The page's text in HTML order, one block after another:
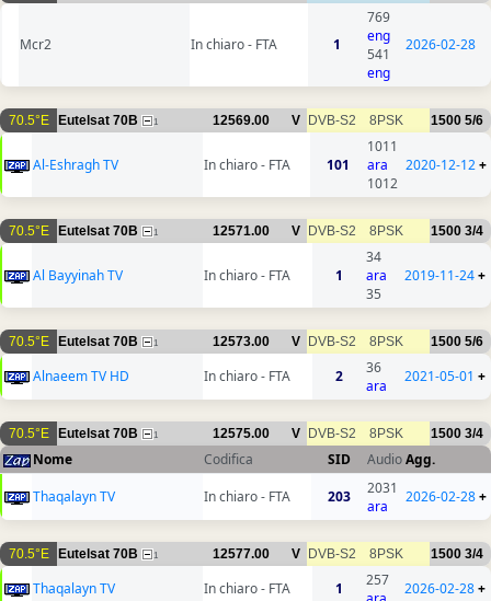
Mcr2 In chiaro - FTA 1
769
eng
541
eng
2026-02-28
70.5°E Eutelsat 70B 1 12569.00 V DVB-S2 8PSK 1500 5/6
Al-Eshragh TV In chiaro - FTA 101
1011
ara
1012
2020-12-12+
70.5°E Eutelsat 70B 1 12571.00 V DVB-S2 8PSK 1500 3/4
Al Bayyinah TV In chiaro - FTA 1
34
ara
35
2019-11-24+
70.5°E Eutelsat 70B 1 12573.00 V DVB-S2 8PSK 1500 5/6
Alnaeem TV HD In chiaro - FTA 2
36
ara
2021-05-01 +
70.5°E Eutelsat 70B 1 12575.00 V DVB-S2 8PSK 1500 3/4
Nome Codifica SID AudioAgg.
Thaqalayn TV
In chiaro - FTA 203
2031
ara
2026-02-28+
70.5°E Eutelsat 70B 1 12577.00 V DVB-S2 8PSK 1500 3/4
Thaqalayn TV In chiaro - FTA 1
257
2026-02-28+